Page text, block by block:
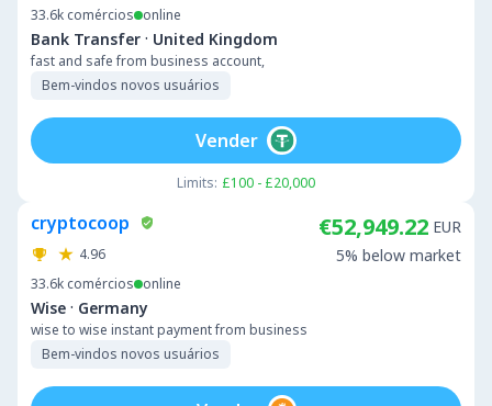
33.6k comércios online
Bank Transfer · United Kingdom
fast and safe from business account,
Bem-vindos novos usuários
Limits: £100 - £20,000
Vender
cryptocoop
4.96
33.6k comércios online
Wise · Germany
wise to wise instant payment from business
Bem-vindos novos usuários
€52,949.22 EUR
5% below market